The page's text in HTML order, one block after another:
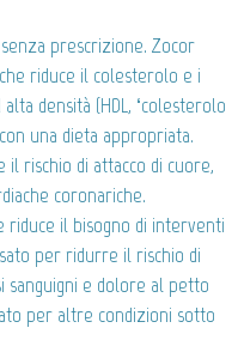
prescrizione. Zocor
riduce il colesterolo e i
densità (HDL, ‘colesterolo
una dieta appropriata.
rischio di attacco di cuore,
coronariche.
riduce il bisogno di interventi
per ridurre il rischio di
sanguigni e dolore al petto
per altre condizioni sotto